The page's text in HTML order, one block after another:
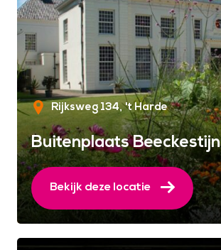
Rijksweg 134 't Harde
Buitenplaats Beeckestijn
Bekijk deze locatie